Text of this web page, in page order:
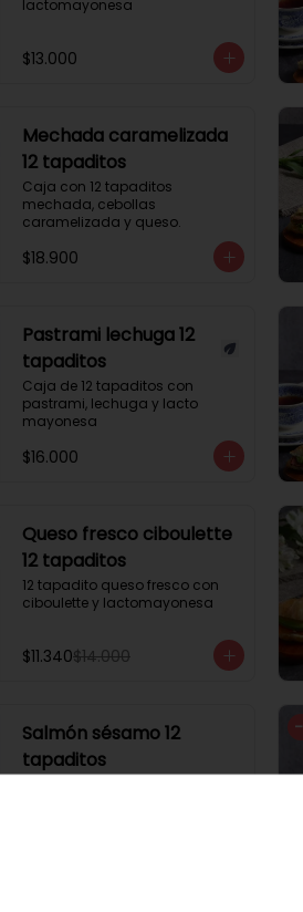
lactomayonesa
$13.000
Mechada caramelizada
12 tapaditos
Caja con 12 tapaditos
mechada, cebollas
caramelizada y queso.
$18.900
Pastrami lechuga 12
tapaditos
Caja de 12 tapaditos con
pastrami, lechuga y lacto
mayonesa
$16.000
Queso fresco ciboulette
12 tapaditos
12 tapadito queso fresco con
ciboulette y lactomayonesa
$11.340$14.000
Salmón sésamo 12
tapaditos
-